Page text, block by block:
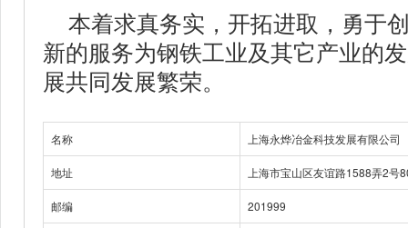
本着求真务实，开拓进取，勇于
新的服务为钢铁工业及其它产业的
展共同发展繁荣。
名称 上海永烨冶金科技发展有限公司
地址 上海市宝山区友谊路1588弄2号
邮编 201999